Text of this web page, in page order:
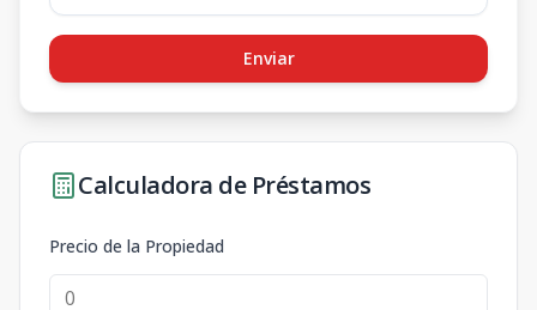
Enviar
Calculadora de Préstamos
Precio de la Propiedad